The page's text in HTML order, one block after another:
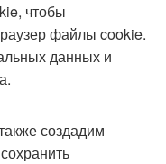
чтобы
файлы cookie.
данных и
создадим